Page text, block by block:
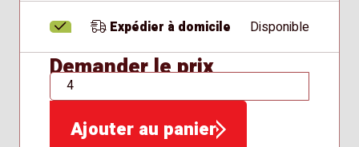
Expédier à domicile Disponible
Demander le prix
QTÉ
Ajouter au panier